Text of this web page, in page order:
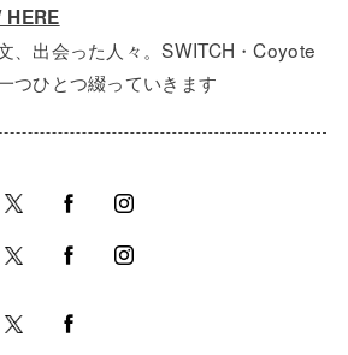
HERE
、出会った人々。SWITCH・Coyote
ひとつ綴っていきます